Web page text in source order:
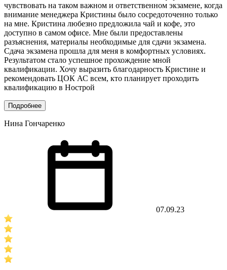
чувствовать на таком важном и ответственном экзамене, когда
внимание менеджера Кристины было сосредоточенно только
на мне. Кристина любезно предложила чай и кофе, это
доступно в самом офисе. Мне были предоставлены
разъяснения, материалы необходимые для сдачи экзамена.
Сдача экзамена прошла для меня в комфортных условиях.
Результатом стало успешное прохождение мной
квалификации. Хочу выразить благодарность Кристине и
рекомендовать ЦОК АС всем, кто планирует проходить
квалификацию в Нострой
Подробнее
Нина Гончаренко
07.09.23